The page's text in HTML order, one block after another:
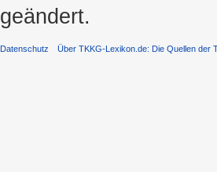
geändert.
Datenschutz Über TKKG-Lexikon.de: Die Quellen der